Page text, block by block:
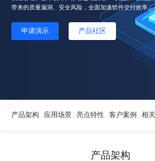
带来的质量漏洞、安全风险，全面加速软件交付效率。
申请演示 产品社区
产品架构 应用场景 亮点特性 客户案例 相
产品架构